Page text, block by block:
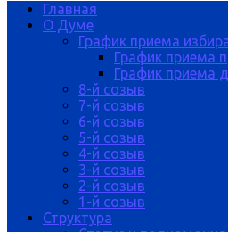
Главная
О Думе
График приема
График приема
График приема
8-й созыв
7-й созыв
6-й созыв
5-й созыв
4-й созыв
3-й созыв
2-й созыв
1-й созыв
Структура